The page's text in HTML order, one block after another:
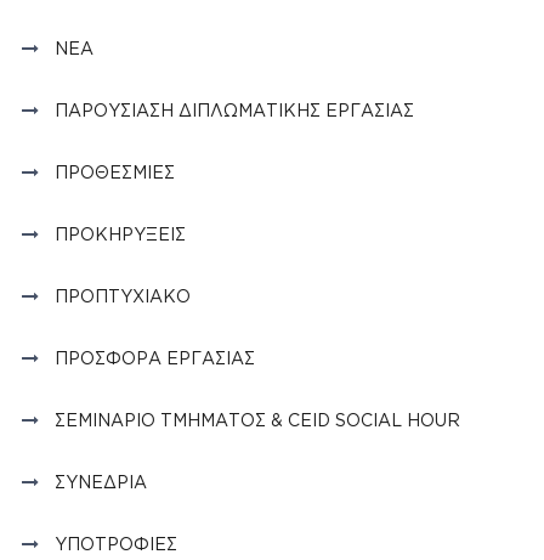
ΝΈΑ
ΠΑΡΟΥΣΊΑΣΗ ΔΙΠΛΩΜΑΤΙΚΉΣ ΕΡΓΑΣΊΑΣ
ΠΡΟΘΕΣΜΊΕΣ
ΠΡΟΚΗΡΎΞΕΙΣ
ΠΡΟΠΤΥΧΙΑΚΌ
ΠΡΟΣΦΟΡΆ ΕΡΓΑΣΊΑΣ
ΣΕΜΙΝΆΡΙΟ ΤΜΉΜΑΤΟΣ & CEID SOCIAL HOUR
ΣΥΝΈΔΡΙΑ
ΥΠΟΤΡΟΦΊΕΣ